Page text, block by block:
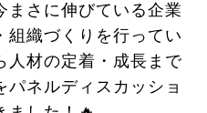
まさに伸びている企業
組織づくりを行ってい
人材の定着・成長まで
ネルディスカッショ